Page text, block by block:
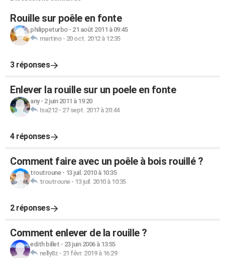
Rouille sur poêle en fonte
philippeturbo- 21 août 2011 à 09:45
martino- 20 oct. 2012 à 12:35
3 réponses
Enlever la rouille sur un poele en fonte
any- 2 juin 2011 à 19:20
Isa212- 27 sept. 2017 à 20:44
4 réponses
Comment faire avec un poêle à bois rouillé ?
troutroune- 13 juil. 2010 à 10:35
troutroune- 13 juil. 2010 à 10:35
2 réponses
Comment enlever de la rouille ?
edith billet - 23 juin 2006 à 13:55
nelly8z - 21 févr. 2019 à 16:29